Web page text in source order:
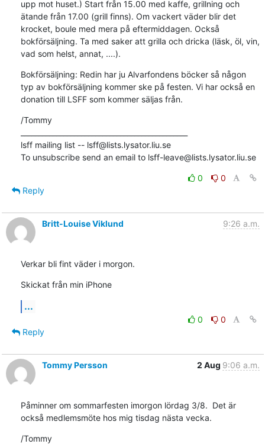
upp mot huset.) Start från 15.00 med kaffe, grillning och
ätande från 17.00 (grill finns). Om vackert väder blir det
krocket, boule med mera på eftermiddagen. Också
bokförsäljning. Ta med saker att grilla och dricka (läsk, öl, vin,
vad som helst, annat, ....).
Bokförsäljning: Redin har ju Alvarfondens böcker så någon
typ av bokförsäljning kommer ske på festen. Vi har också en
donation till LSFF som kommer säljas från.
/Tommy
lsff mailing list -- lsff@lists.lysator.liu.se
To unsubscribe send an email to lsff-leave@lists.lysator.liu.se
0
0
Reply
Britt-Louise Viklund 9:26 a.m.
Verkar bli fint väder i morgon.
Skickat från min iPhone
...
0
0
Reply
Tommy Persson 2 Aug 9:06 a.m.
Påminner om sommarfesten imorgon lördag 3/8.  Det är
också medlemsmöte hos mig tisdag nästa vecka.
/Tommy